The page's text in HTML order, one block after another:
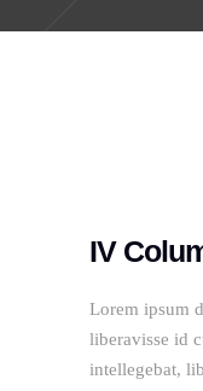
IV
Lorem ipsum
liberavisse id
intellegebat,